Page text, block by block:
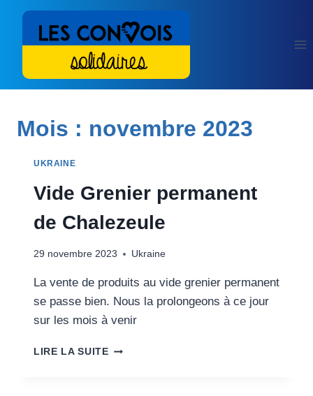
contenu
Mois : novembre 2023
UKRAINE
Vide Grenier permanent
de Chalezeule
29 novembre 2023 Ukraine
La vente de produits au vide grenier permanent
se passe bien. Nous la prolongeons à ce jour
sur les mois à venir
LIRE LA SUITEVIDE